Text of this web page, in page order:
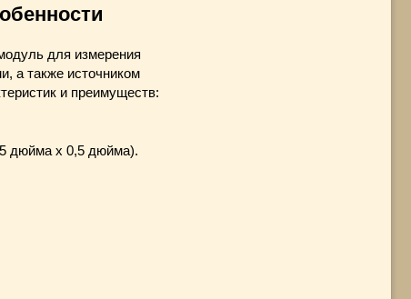
для измерения
а также источником
и преимуществ:
дюйма x 0,5 дюйма).